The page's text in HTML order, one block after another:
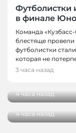
Футболистки
в финале
Команда
блестяще
футболистки
которая не
3 часа назад
НОВОСТИ
В Кузбассе
4 часа назад
НОВОСТИ
поставки
4 часа назад